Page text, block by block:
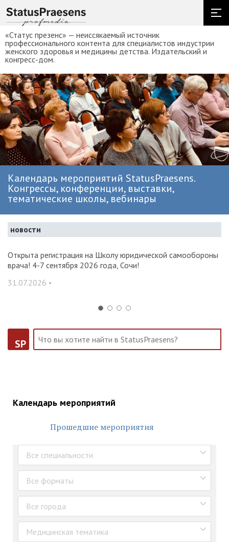
«Статус презенс» — неиссякаемый источник
профессионального контента для специалистов индустрии
женского здоровья и медицины детства. Издательский и
конгресс-дом.
Календарь мероприятий StatusPraesens.
Конгрессы, конференции, выставки,
тематические школы, вебинары
новости
Открыта регистрация на Школу юридической самообороны
врача! 4-7 сентября 2026 года, Сочи!
31.07.2026 •
SP
Календарь мероприятий
Прошедшие мероприятия
Все специальности
Все форматы
Все города
Медицинская тематика